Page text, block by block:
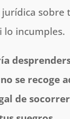
jurídica sobre
incumples.
se recoge
de